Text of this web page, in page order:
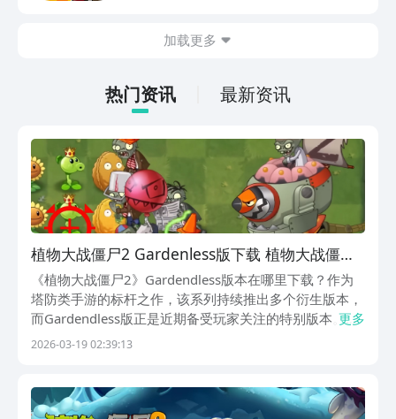
都有独特的能力和技能，你需要巧妙地运
1》不仅有刺激的关卡挑战，还有趣味十
足的迷你游戏等待着你的探索。而且，这
脑或平板上畅快游玩。如果你也想体验这
个经典的游戏，不妨点击文章中的下载链
接，在自己的设备上畅享《植物大战僵尸
1》的精彩。赶快行动起来吧，让我们一
起拯救这个疯狂的僵尸世界！
加载更多
热门资讯 最新资讯
植物大战僵尸2 Gardenless版下载 植物大战僵尸2
无尽花园模式最新安装包
《植物大战僵尸2》Gardendless版本在哪里下载？作为
塔防类手游的标杆之作，该系列持续推出多个衍生版本，
而Gardendless版正是近期备受玩家关注的特别版本。它
并非官方正式发行版本，而是由资深玩家社区基于《植物
更多
2026-03-19 02:39:13